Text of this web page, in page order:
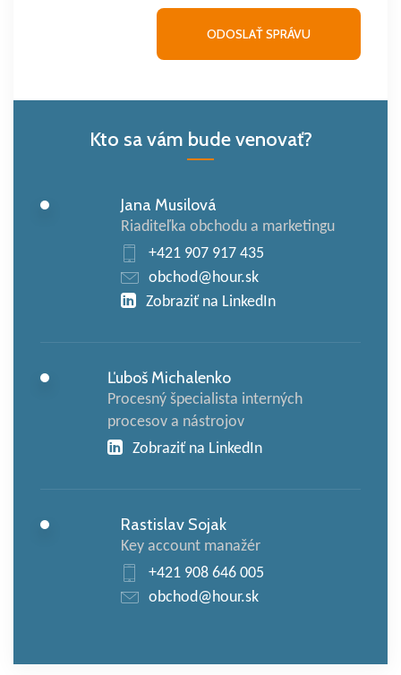
Kto sa vám bude venovať?
Jana Musilová
Riaditeľka obchodu a marketingu
+421 907 917 435
obchod@hour.sk
Zobraziť na LinkedIn
Ľuboš Michalenko
Procesný špecialista interných
procesov a nástrojov
Zobraziť na LinkedIn
Rastislav Sojak
Key account manažér
+421 908 646 005
obchod@hour.sk